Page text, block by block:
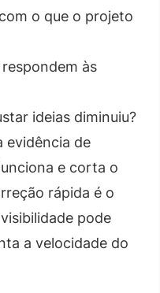
o que o projeto
às
ideias diminuiu?
evidência de
e corta o
rápida é o
pode
a velocidade do